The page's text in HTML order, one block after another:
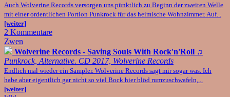
Auch Wolverine Records versorgen uns pünktlich zu Beginn der zweiten Welle
mit einer ordentlichen Portion Punkrock für das heimische Wohnzimmer. Auf...
[weiter]
2 Kommentare
Zwen
Wolverine Records - Saving Souls With Rock'n'Roll ♫
Punkrock, Alternative. CD 2017, Wolverine Records
Endlich mal wieder ein Sampler. Wolverine Records sagt mir sogar was. Ich
habe aber eigentlich gar nicht so viel Bock hier blöd rumzuschwafeln,...
[weiter]